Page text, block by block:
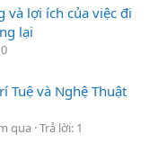
và lợi ích của việc đi
lại
Tuệ và Nghệ Thuật
qua Trả lời: 1